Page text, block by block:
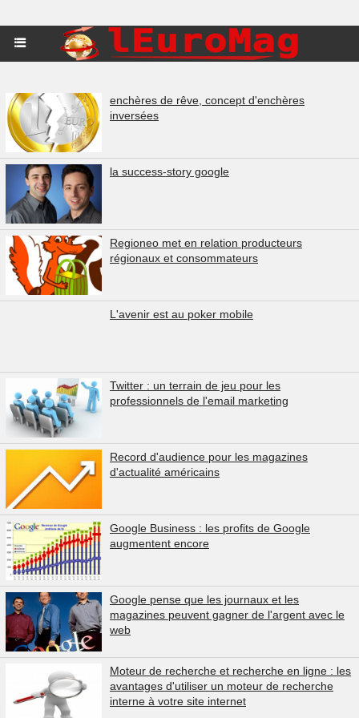
enchères de rêve, concept d'enchères
inversées
la success-story google
Regioneo met en relation producteurs
régionaux et consommateurs
L'avenir est au poker mobile
Twitter : un terrain de jeu pour les
professionnels de l'email marketing
Record d'audience pour les magazines
d'actualité américains
Google Business : les profits de Google
augmentent encore
Google pense que les journaux et les
magazines peuvent gagner de l'argent avec le
web
Moteur de recherche et recherche en ligne : les
avantages d'utiliser un moteur de recherche
interne à votre site internet